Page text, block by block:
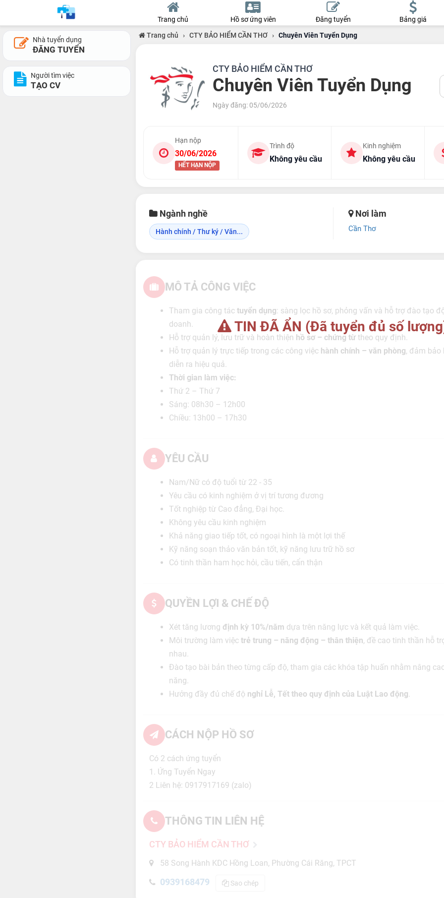
Trang chủ Hồ sơ ứng viên Đăng tuyển Bảng giá
Nhà tuyển dụng
ĐĂNG TUYỂN
Người tìm việc
TẠO CV
Trang chủ › CTY BẢO HIỂM CẦN THƠ › Chuyên Viên Tuyển Dụng
CTY BẢO HIỂM CẦN THƠ
Chuyên Viên Tuyển Dụng
Ngày đăng: 05/06/2026
Hạn nộp
30/06/2026
HẾT HẠN NỘP
Trình độ
Không yêu cầu
Kinh nghiệm
Không yêu cầu
Ngành nghề
Hành chính / Thư ký / Văn...
Nơi làm
Cần Thơ
TIN ĐÃ ẨN (Đã tuyển đủ số
MÔ TẢ CÔNG VIỆC
Tham gia công tác tuyển dụng: sàng lọc hồ sơ, phỏng vấn và hỗ trợ đào tạo
doanh.
Hỗ trợ quản lý, lưu trữ và hoàn thiện hồ sơ – chứng từtheo quy định.
Hỗ trợ quản lý trực tiếp trong các công việc hành chính – văn phòng, đảm bảo
diễn ra hiệu quả.
Thời gian làm việc:
Thứ 2 – Thứ 7
Sáng: 08h30 – 12h00
Chiều: 13h00 – 17h30
YÊU CẦU
Nam/Nữ có độ tuổi từ 22 - 35
Yêu cầu có kinh nghiệm ở vị trí tương đương
Tốt nghiệp từ Cao đẳng, Đại học.
Không yêu cầu kinh nghiệm
Khả năng giao tiếp tốt, có ngoại hình là một lợi thế
Kỹ năng soạn thảo văn bản tốt, kỹ năng lưu trữ hồ sơ
Có tinh thần ham học hỏi, cầu tiến, cẩn thận
QUYỀN LỢI & CHẾ ĐỘ
Xét tăng lương định kỳ 10%/năm dựa trên năng lực và kết quả làm việc.
Môi trường làm việc trẻ trung – năng động – thân thiện, đề cao tinh thần hỗ
nhau.
Đào tạo bài bản theo từng cấp độ, tham gia các khóa tập huấn nhằm nâng
năng.
Hưởng đầy đủ chế độ nghỉ Lễ, Tết theo quy định của Luật Lao động.
CÁCH NỘP HỒ SƠ
Có 2 cách ứng tuyển
1. Ứng Tuyển Ngay
2 Liên hệ: 0917917169 (zalo)
THÔNG TIN LIÊN HỆ
CTY BẢO HIỂM CẦN THƠ
58 Song Hành KDC Hồng Loan, Phường Cái Răng, TPCT
0939168479 Sao chép